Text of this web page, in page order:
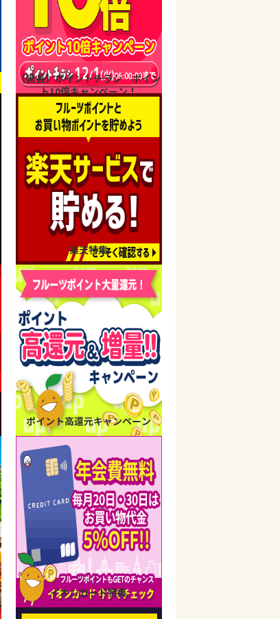
【延長】ポイントチラシ ポイン
ト10倍キャンペーン！
楽天特集
ポイント高還元キャンペーン
イオンカード特集